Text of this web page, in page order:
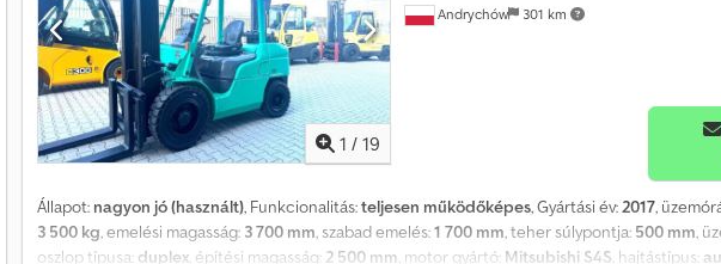
1 / 19
Andrychów 301 km
Állapot: nagyon jó (használt), Funkcionalitás:teljesen működőképes, Gyártási év:2017,
3 500 kg, emelési magasság: 3 700 mm, szabad emelés:1 700 mm, teher súlypontja: 500 mm,
oszlop típusa: duplex, építési magasság: 2 500 mm, motor gyártó: Mitsubishi S4S, hajtástípus: